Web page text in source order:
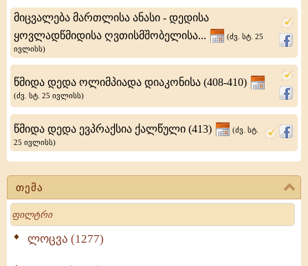
თემა
Search
ლოცვა (1277)
ოთხთა
დღეთა
საფლავად
მიცვალება მართლისა ანასი - დედისა
ყოვლადწმიდისა ღვთისმშობელისა...
(ძვ. სტ. 25
ივლისს)
წმიდა დედა ოლიმპიადა დიაკონისა (408-410)
(ძვ. სტ. 25 ივლისს)
წმიდა დედა ევპრაქსია ქალწული (413)
(ძვ. სტ.
25 ივლისს)